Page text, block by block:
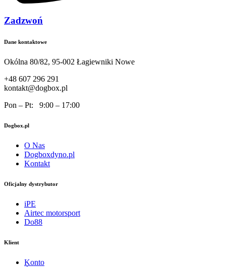
Zadzwoń
Dane kontaktowe
Okólna 80/82, 95-002 Łagiewniki Nowe
+48 607 296 291
kontakt@dogbox.pl
Pon – Pt: 9:00 – 17:00
Dogbox.pl
O Nas
Dogboxdyno.pl
Kontakt
Oficjalny dystrybutor
iPE
Airtec motorsport
Do88
Klient
Konto